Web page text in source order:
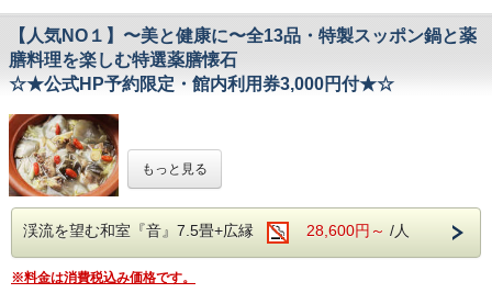
※1室につき1枚となります。
※金券のため、おつりはでません。
∽∽∽∽∽∽∽∽∽∽∽∽∽∽∽∽∽∽∽∽∽
◆はづ木のポイント◆
１．健康にこだわった漢方薬膳料理
２．純木造数寄屋造りの建物
３．渓谷を眺められる源泉掛け流しのヒノキ
露天風呂
※※※※※※※※※※※※※※※※※※※
数寄屋造りの落ち着いた雰囲気の中で、
本場の上海薬膳料理をお楽しみいただけるプランで
■ お品書き（一例） ■
老酒
鳥のムネ肉のスープ
紅花入りエビの炒めもの
魚の蒸しもの
ダチョウ肉のしょう油煮込み
【人気NO１】〜美と健康に〜全13品・特製スッポン鍋と薬
膳料理を楽しむ特選薬膳懐石
☆★公式HP予約限定・館内利用券3,000円付★☆
『歩く漢方薬』スッポン鍋でリフレッシュ！！
＝＝＝＝＝＝＝＝＝＝＝＝＝＝＝＝＝＝＝＝＝
スッポンは『歩く漢方薬』とも言われ肉体疲労を
回復させるだけでなく精神的な疲労にも
効果があると言われています。
もちろんコラーゲンもたっぷりで貧血の改善にも
もっと見る
渓流を望む和室『音』7.5畳+広縁 28,600円～ /人
※料金は消費税込み価格です。